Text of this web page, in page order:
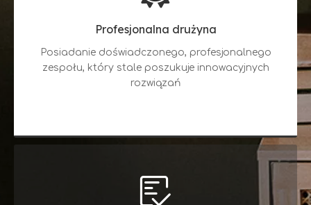
Profesjonalna drużyna
Posiadanie doświadczonego, profesjonalnego
zespołu, który stale poszukuje innowacyjnych
rozwiązań